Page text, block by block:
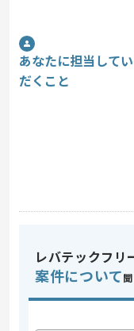
あなたに担当して
だくこと
レバテックフリ
案件について